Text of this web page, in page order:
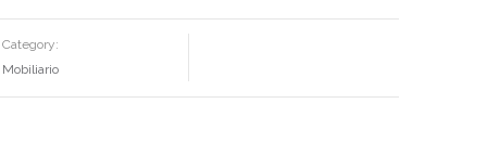
Category:
Mobiliario